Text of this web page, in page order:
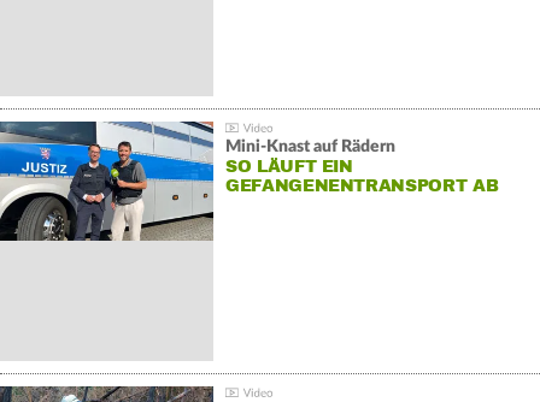
Mini-Knast auf Rädern
SO LÄUFT EIN
GEFANGENENTRANSPORT AB